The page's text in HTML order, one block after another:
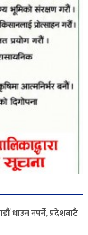
धाउन नपर्ने, प्रदेशबाटै